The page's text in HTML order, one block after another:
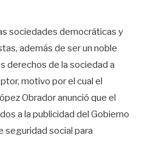
sociedades democráticas y
además de ser un noble
derechos de la sociedad a
motivo por el cual el
Obrador anunció que el
a la publicidad del Gobierno
seguridad social para